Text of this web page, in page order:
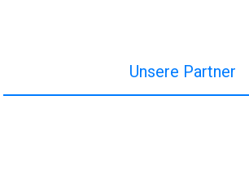
Unsere Partner